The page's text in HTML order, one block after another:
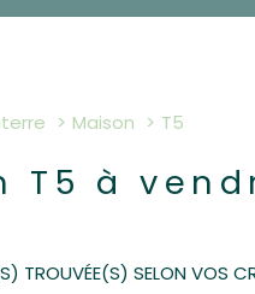
Maison t5
T5 à
TROUVÉE(S) SELON VOS